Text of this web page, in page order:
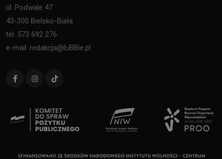
ul. Podwale 47
43-300 Bielsko-Biała
tel. 573 692 276
e-mail: redakcja@luBBie.pl